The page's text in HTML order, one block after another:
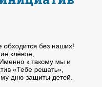
обходится без наших!
клёвое,
к такому мы и
«Тебе решать»,
дню защиты детей.